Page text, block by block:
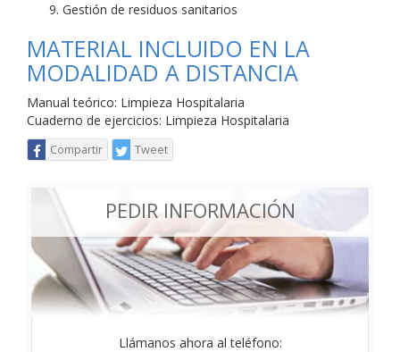
Gestión de residuos sanitarios
MATERIAL INCLUIDO EN LA
MODALIDAD A DISTANCIA
Manual teórico: Limpieza Hospitalaria
Cuaderno de ejercicios: Limpieza Hospitalaria
Compartir Tweet
PEDIR INFORMACIÓN
Llámanos ahora al teléfono: